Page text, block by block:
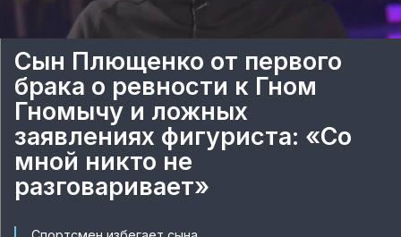
Сын Плющенко от первого
брака о ревности к Гном
Гномычу и ложных
заявлениях фигуриста: «Со
мной никто не
разговаривает»